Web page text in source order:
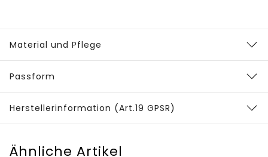
Material und Pflege
Passform
Herstellerinformation (Art.19 GPSR)
Ähnliche Artikel